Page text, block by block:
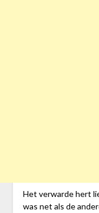
Het verwarde hert
was net als de